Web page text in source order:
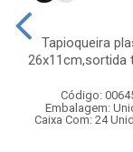
Tapioqueira
26x11cm,sortida
Código:
Embalagem:
Caixa Com: 24